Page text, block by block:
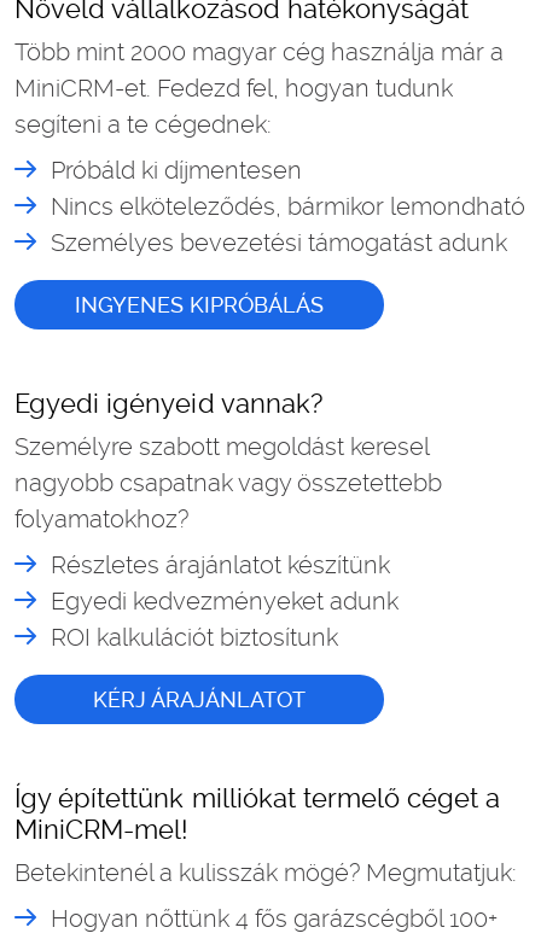
Növeld vállalkozásod hatékonyságát
Több mint 2000 magyar cég használja már a
MiniCRM-et. Fedezd fel, hogyan tudunk
segíteni a te cégednek:
Próbáld ki díjmentesen
Nincs elköteleződés, bármikor lemondható
Személyes bevezetési támogatást adunk
INGYENES KIPRÓBÁLÁS
Egyedi igényeid vannak?
Személyre szabott megoldást keresel
nagyobb csapatnak vagy összetettebb
folyamatokhoz?
Részletes árajánlatot készítünk
Egyedi kedvezményeket adunk
ROI kalkulációt biztosítunk
KÉRJ ÁRAJÁNLATOT
Így építettünk milliókat termelő céget a
MiniCRM-mel!
Betekintenél a kulisszák mögé? Megmutatjuk:
Hogyan nőttünk 4 fős garázscégből 100+